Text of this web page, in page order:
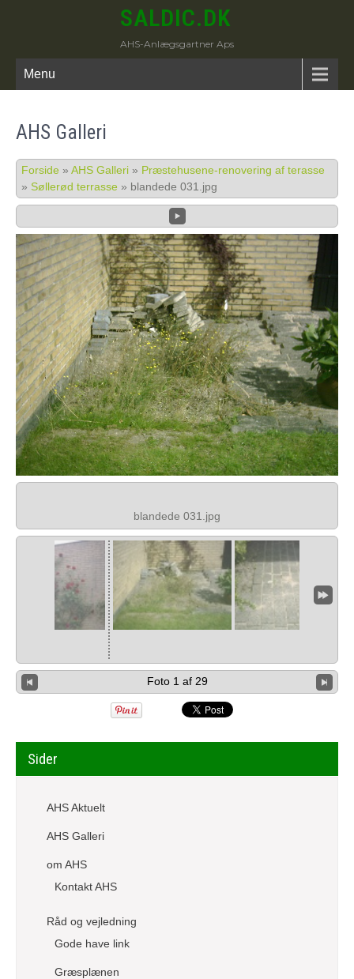
SALDIC.DK
AHS-Anlægsgartner Aps
Menu
AHS Galleri
Forside » AHS Galleri » Præstehusene-renovering af terasse
» Søllerød terrasse » blandede 031.jpg
blandede 031.jpg
Foto 1 af 29
Sider
AHS Aktuelt
AHS Galleri
om AHS
Kontakt AHS
Råd og vejledning
Gode have link
Græsplænen